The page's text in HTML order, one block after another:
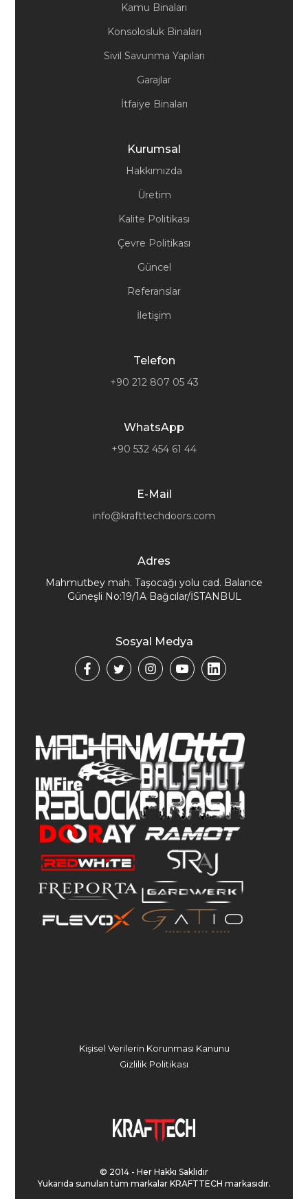
© 2014 - Her Hakkı Saklıdır
Yukarıda sunulan tüm markalar KRAFTTECH markasıdır.
Kamu Binaları
Konsolosluk Binaları
Sivil Savunma Yapıları
Garajlar
İtfaiye Binaları
Kurumsal
Hakkımızda
Üretim
Kalite Politikası
Çevre Politikası
Güncel
Referanslar
İletişim
Telefon
+90 212 807 05 43
WhatsApp
+90 532 454 61 44
E-Mail
info@krafttechdoors.com
Adres
Mahmutbey mah. Taşocağı yolu cad. Balance
Güneşli No:19/1A Bağcılar/İSTANBUL
Sosyal Medya
Kişisel Verilerin Korunması Kanunu
Gizlilik Politikası